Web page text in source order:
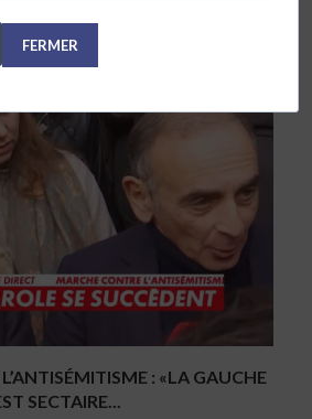
: «LA GAUCHE
SECTAIRE...
FERMER